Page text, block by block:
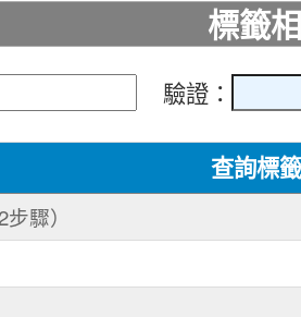
標籤
驗證：
查詢標
驟）